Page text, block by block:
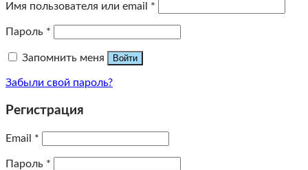
Имя пользователя или email *
Пароль *
Запомнить меня Войти
Забыли свой пароль?
Регистрация
Email *
Пароль *